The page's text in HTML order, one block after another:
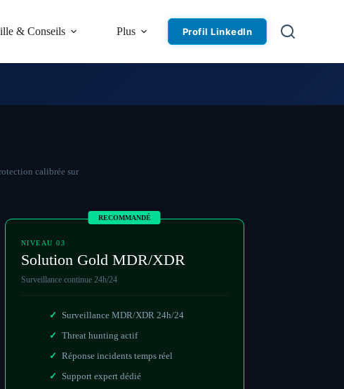
& Conseils Plus Profil LinkedIn
calibrée sur
RECOMMANDÉ
NIVEAU 03
Solution Gold MDR/XDR
Surveillance continue 24h/24
Surveillance MDR/XDR 24h/24
Threat hunting actif
Réponse incidents temps réel
Support expert dédié